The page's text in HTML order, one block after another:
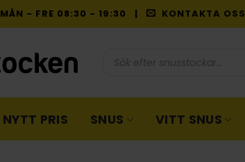
MÅN - FRE 08:30 - 19:30 | KONTAKTA OSS
NYTT PRIS SNUS VITT SNUS